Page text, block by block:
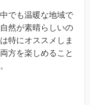
でも温暖な地域で
然が素晴らしいの
特にオススメしま
方を楽しめること